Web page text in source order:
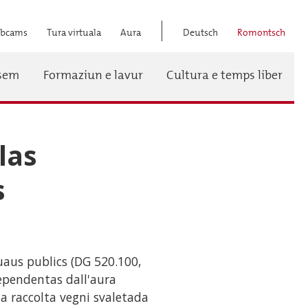
Menü
Tura virtuala Aura Deutsch Romontsch
Formaziun e lavur Cultura e temps liber
publics (DG 520.100,
dall'aura
raccolta vegni svaletada